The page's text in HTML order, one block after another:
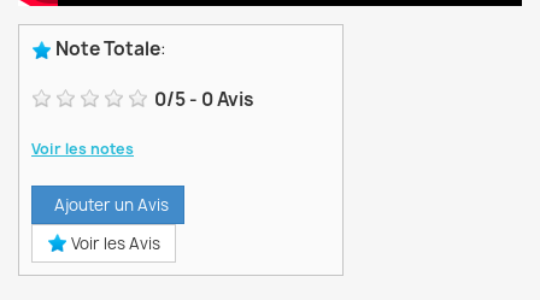
Note Totale:
0/5- 0Avis
Voir les notes
Ajouter un Avis
Voir les Avis